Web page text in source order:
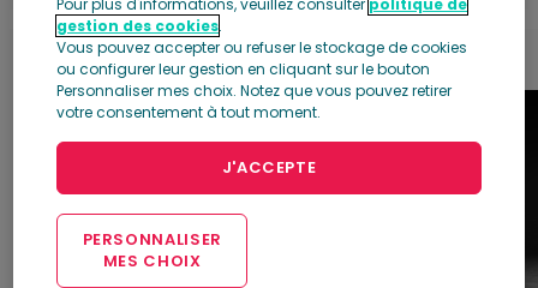
Pour plus d'informations, veuillez consulter politique de
gestion des cookies.
Vous pouvez accepter ou refuser le stockage de cookies
ou configurer leur gestion en cliquant sur le bouton
Personnaliser mes choix. Notez que vous pouvez retirer
votre consentement à tout moment.
J'ACCEPTE
PERSONNALISER
MES CHOIX